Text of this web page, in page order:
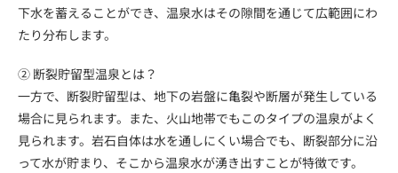
下水を蓄えることができ、温泉水はその隙間を通じて広範囲にわ
たり分布します。
② 断裂貯留型温泉とは？
一方で、断裂貯留型は、地下の岩盤に亀裂や断層が発生している
場合に見られます。また、火山地帯でもこのタイプの温泉がよく
見られます。岩石自体は水を通しにくい場合でも、断裂部分に沿
って水が貯まり、そこから温泉水が湧き出すことが特徴です。